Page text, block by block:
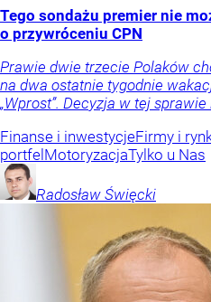
Tego sondażu premier nie
o przywróceniu CPN
Prawie dwie trzecie Polaków
na dwa ostatnie tygodnie
„Wprost”. Decyzja w tej sprawie
Finanse i inwestycjeFirmy i
portfel MotoryzacjaTylko u Nas
Radosław Święcki